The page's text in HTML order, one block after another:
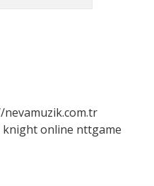
knight online nttgame